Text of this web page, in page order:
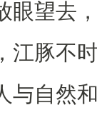
眼望去
江豚不
与自然